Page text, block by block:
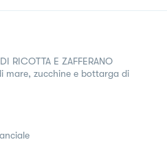
RICOTTA E ZAFFERANO
mare, zucchine e bottarga di